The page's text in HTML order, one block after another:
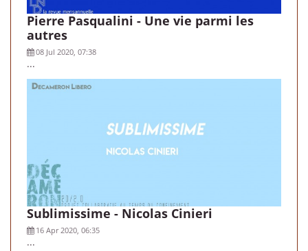
Pierre Pasqualini - Une vie parmi les
autres
08 Jul 2020, 07:38
...
Sublimissime - Nicolas Cinieri
16 Apr 2020, 06:35
...